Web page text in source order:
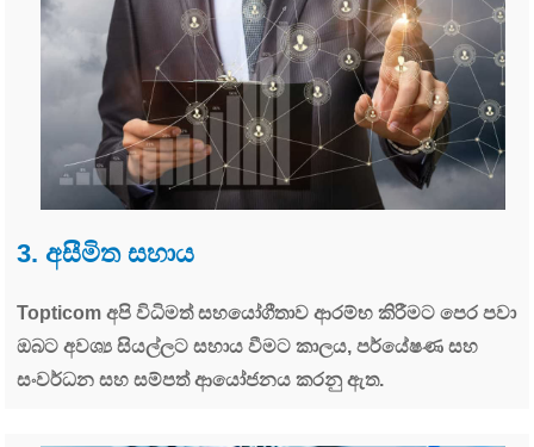
3. අසීමිත සහාය
Topticom අපි විධිමත් සහයෝගීතාව ආරම්භ කිරීමට පෙර පවා
ඔබට අවශ්‍ය සියල්ලට සහාය වීමට කාලය, පර්යේෂණ සහ
සංවර්ධන සහ සම්පත් ආයෝජනය කරනු ඇත.